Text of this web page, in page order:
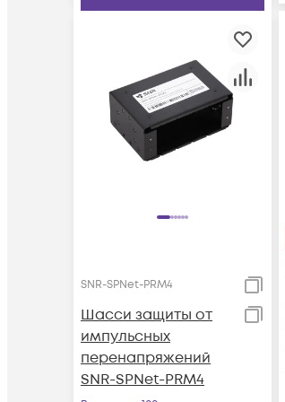
SNR-SPNet-PRM4
Шасси защиты от
импульсных
перенапряжений
SNR-SPNet-PRM4